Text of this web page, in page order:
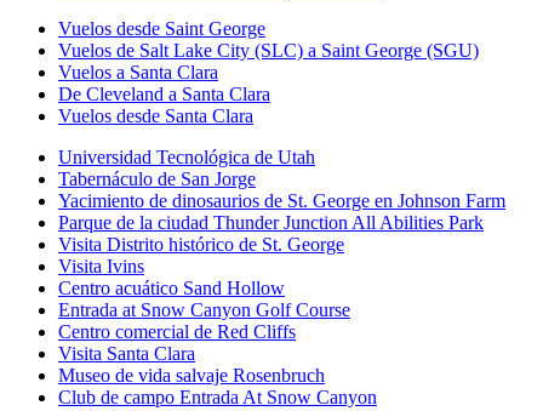
Vuelos desde Saint George
Vuelos de Salt Lake City (SLC) a Saint George (SGU)
Vuelos a Santa Clara
De Cleveland a Santa Clara
Vuelos desde Santa Clara
Universidad Tecnológica de Utah
Tabernáculo de San Jorge
Yacimiento de dinosaurios de St. George en Johnson Farm
Parque de la ciudad Thunder Junction All Abilities Park
Visita Distrito histórico de St. George
Visita Ivins
Centro acuático Sand Hollow
Entrada at Snow Canyon Golf Course
Centro comercial de Red Cliffs
Visita Santa Clara
Museo de vida salvaje Rosenbruch
Club de campo Entrada At Snow Canyon